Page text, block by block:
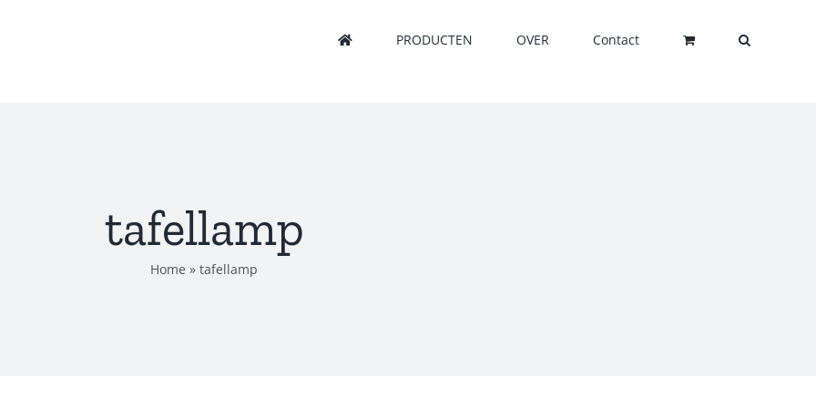
PRODUCTEN OVER Contact
tafellamp
Home » tafellamp